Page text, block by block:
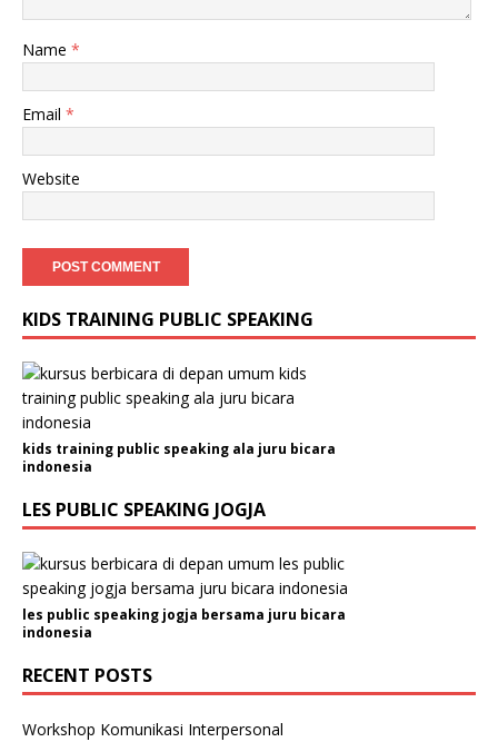
Name *
Email *
Website
KIDS TRAINING PUBLIC SPEAKING
kids training public speaking ala juru bicara
indonesia
LES PUBLIC SPEAKING JOGJA
les public speaking jogja bersama juru bicara
indonesia
RECENT POSTS
Workshop Komunikasi Interpersonal